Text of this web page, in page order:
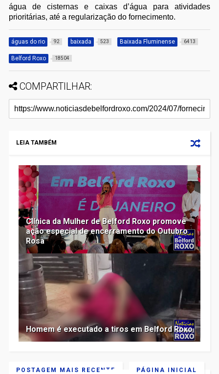
água de cisternas e caixas d’água para atividades
prioritárias, até a regularização do fornecimento.
águas do rio 92 baixada 523 Baixada Fluminense 6413
Belford Roxo 18504
COMPARTILHAR:
LEIA TAMBÉM
Clínica da Mulher de Belford Roxo promove
ação especial de encerramento do Outubro
Rosa
Homem é executado a tiros em Belford Roxo
POSTAGEM MAIS RECENTE PÁGINA INICIAL